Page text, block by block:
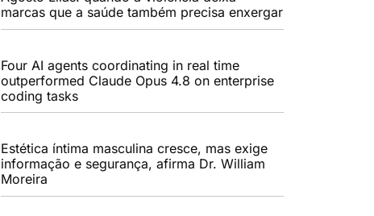
marcas que a saúde também precisa enxergar
Four AI agents coordinating in real time
outperformed Claude Opus 4.8 on enterprise
coding tasks
Estética íntima masculina cresce, mas exige
informação e segurança, afirma Dr. William
Moreira